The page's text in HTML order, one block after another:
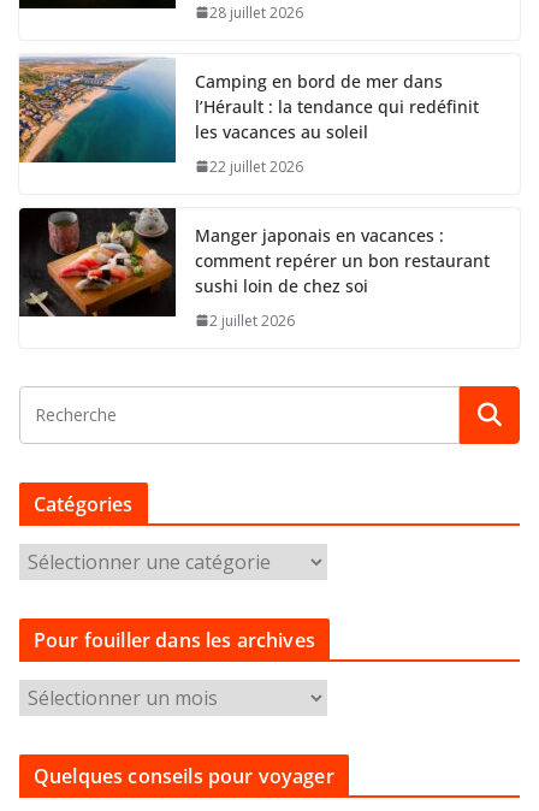
28 juillet 2026
Camping en bord de mer dans
l’Hérault : la tendance qui redéfinit
les vacances au soleil
22 juillet 2026
Manger japonais en vacances :
comment repérer un bon restaurant
sushi loin de chez soi
2 juillet 2026
Catégories
a
t
g
e
Pour fouiller dans les archives
o
u
Quelques conseils pour voyager